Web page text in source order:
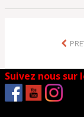
Suivez nous sur